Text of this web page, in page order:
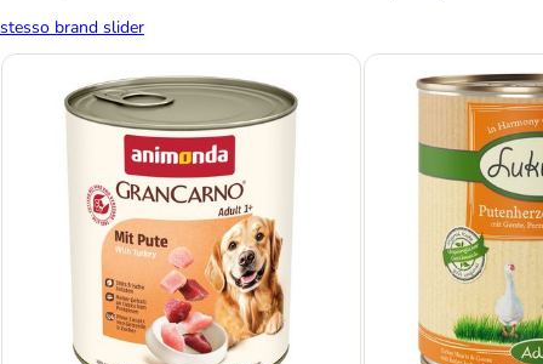
stesso brand slider